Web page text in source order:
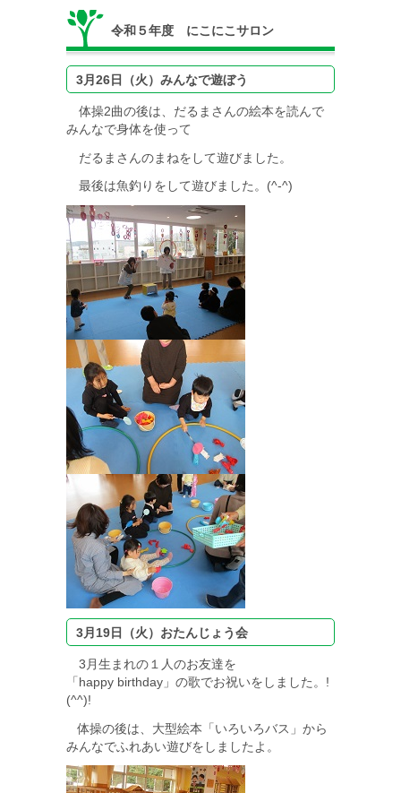
令和５年度 にこにこサロン
3月26日（火）みんなで遊ぼう
体操2曲の後は、だるまさんの絵本を読んで
みんなで身体を使って
だるまさんのまねをして遊びました。
最後は魚釣りをして遊びました。(^-^)
3月19日（火）おたんじょう会
3月生まれの１人のお友達を
「happy birthday」の歌でお祝いをしました。!
(^^)!
体操の後は、大型絵本「いろいろバス」から
みんなでふれあい遊びをしましたよ。